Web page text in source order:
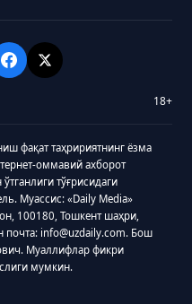
18+
фақат таҳририятнинг ёзма
оммавий ахборот
тўғрисидаги
Муассис: «Daily Media»
100180, Тошкент шаҳри,
почта: info@uzdaily.com. Бош
Муаллифлар фикри
мумкин.